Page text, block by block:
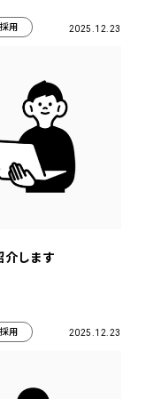
採用 2025.12.23
介します
採用 2025.12.23